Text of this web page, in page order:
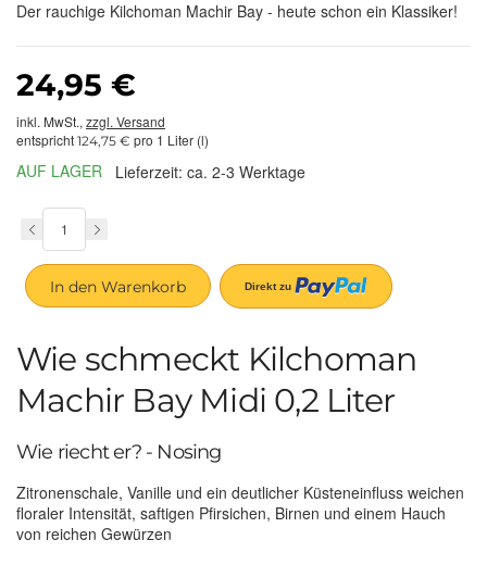
Der rauchige Kilchoman Machir Bay - heute schon ein Klassiker!
24,95 €
inkl. MwSt., zzgl. Versand
entspricht 124,75 € pro 1 Liter (l)
AUF LAGER Lieferzeit: ca. 2-3 Werktage
In den Warenkorb
Wie schmeckt Kilchoman
Machir Bay Midi 0,2 Liter
Wie riecht er? - Nosing
Zitronenschale, Vanille und ein deutlicher Küsteneinfluss weichen
floraler Intensität, saftigen Pfirsichen, Birnen und einem Hauch
von reichen Gewürzen